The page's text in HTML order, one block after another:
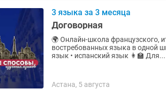
3 языка за 3 месяца
Договорная
🌍 Онлайн-школа французского,
востребованных языка в одной школе 🇫🇷🇮🇹🇪🇸 ✨ У нас: •
язык • испанский язык 👩🏫 Для...
Астана, 5 августа